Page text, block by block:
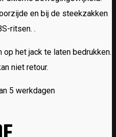
en bij de steekzakken
ritsen. .
het jack te laten bedrukken.
niet retour.
5 werkdagen